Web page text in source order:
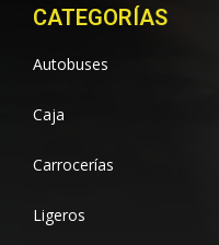
CATEGORÍAS
Autobuses
Caja
Carrocerías
Ligeros